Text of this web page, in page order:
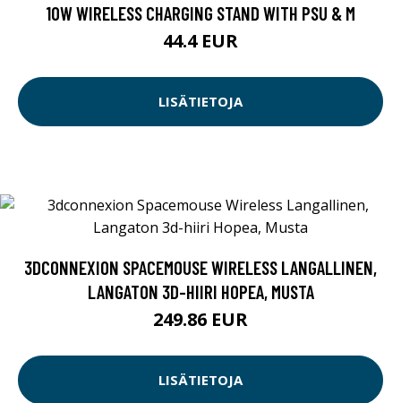
10W WIRELESS CHARGING STAND WITH PSU & M
44.4 EUR
LISÄTIETOJA
3DCONNEXION SPACEMOUSE WIRELESS LANGALLINEN,
LANGATON 3D-HIIRI HOPEA, MUSTA
249.86 EUR
LISÄTIETOJA